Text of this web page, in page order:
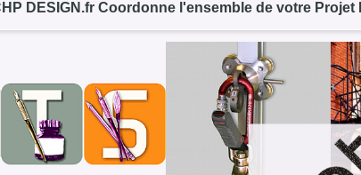
DESIGN.fr Coordonne l'ensemble de votre Projet